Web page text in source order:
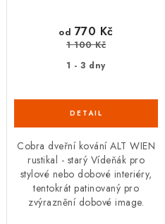
1 - 3 dny
od 770 Kč
1 100 Kč
Cobra dveřní kování ALT WIEN
rustikal - starý Vídeňák pro
stylové nebo dobové interiéry,
tentokrát patinovaný pro
zvýraznění dobové image.